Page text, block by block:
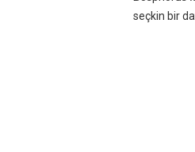
seçkin bir